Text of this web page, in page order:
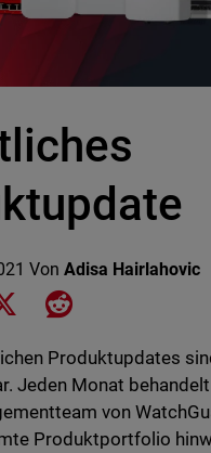
Von Adisa Hairlahovic
on Facebook
Share on XShare on Reddit
Produktupdates
Jeden Monat
von
Produktportfolio